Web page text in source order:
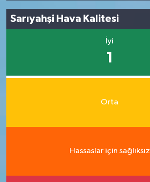
Sarıyahşi Hava Kalitesi
İyi
1
Orta
Hassaslar için sağlıksız